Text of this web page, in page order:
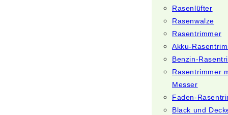
Rasenlüfter
Rasenwalze
Rasentrimmer
Akku-
Benzin-
Rasentrimmer
Messer
Faden-
Black und